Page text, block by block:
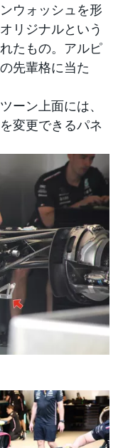
ウォッシュを形
リジナルという
たもの。アルピ
先輩格に当た
ーン上面には、
変更できるパネ